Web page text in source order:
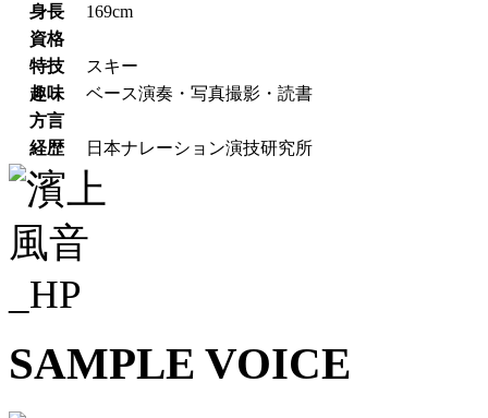
身長
169cm
資格
特技
スキー
趣味
ベース演奏・写真撮影・読書
方言
経歴
日本ナレーション演技研究所
SAMPLE VOICE